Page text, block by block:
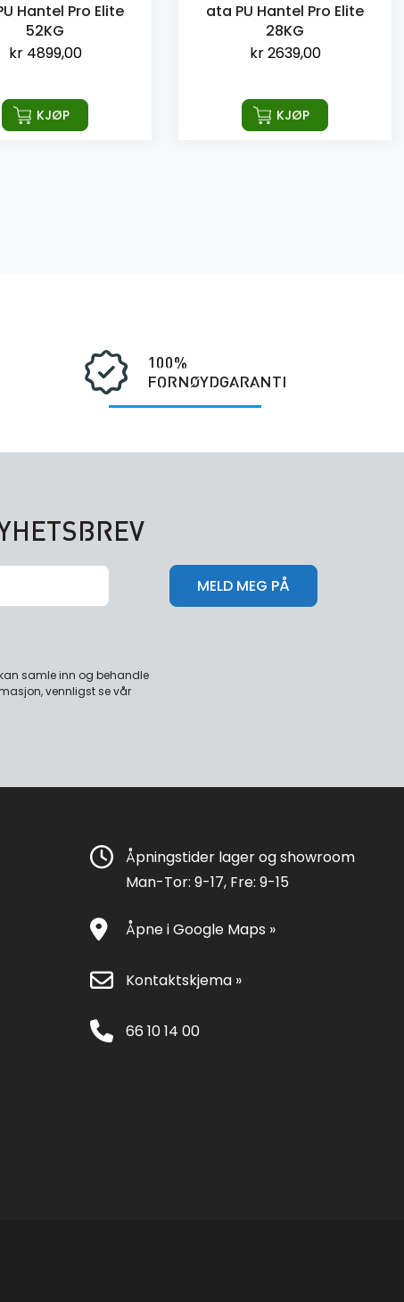
Hantel Pro Elite
52KG
kr4899,00
KJØP
ata PU Hantel Pro Elite
28KG
kr2639,00
KJØP
100%
FORNØYDGARANTI
samle inn og behandle
vennligst se vår
Åpningstider lager og showroom
Man-Tor: 9-17, Fre: 9-15
Åpne i Google Maps »
Kontaktskjema »
66 10 14 00